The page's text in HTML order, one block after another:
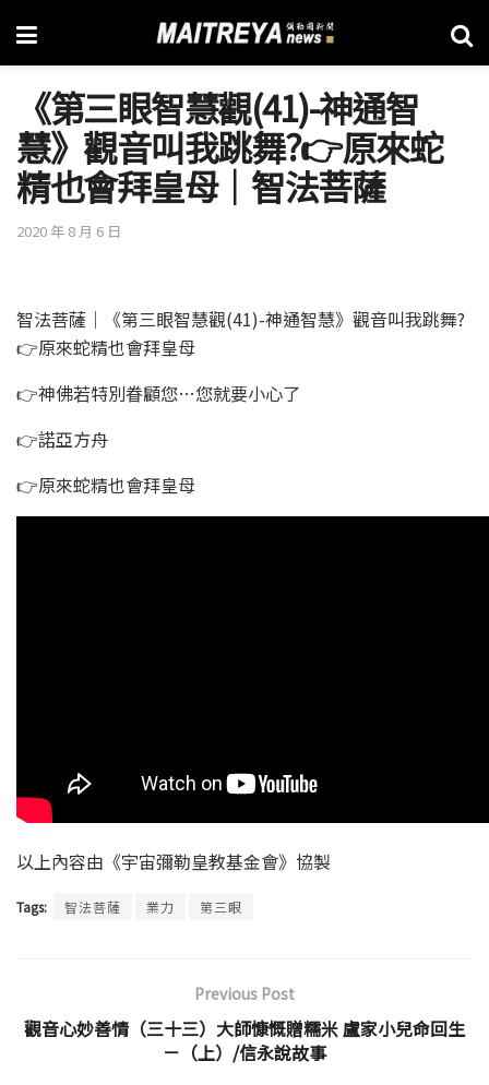
《第三眼智慧觀(41)-神通智
慧》觀音叫我跳舞?👉原來蛇
精也會拜皇母│智法菩薩
2020 年 8 月 6 日
智法菩薩│《第三眼智慧觀(41)-神通智慧》觀音叫我跳舞?
👉原來蛇精也會拜皇母
👉神佛若特別眷顧您…您就要小心了
👉諾亞方舟
👉原來蛇精也會拜皇母
以上內容由《宇宙彌勒皇教基金會》協製
Tags: 智法菩薩 業力 第三眼
Previous Post
觀音心妙善情（三十三）大師慷慨贈糯米 盧家小兒命回生
－（上）/信永說故事